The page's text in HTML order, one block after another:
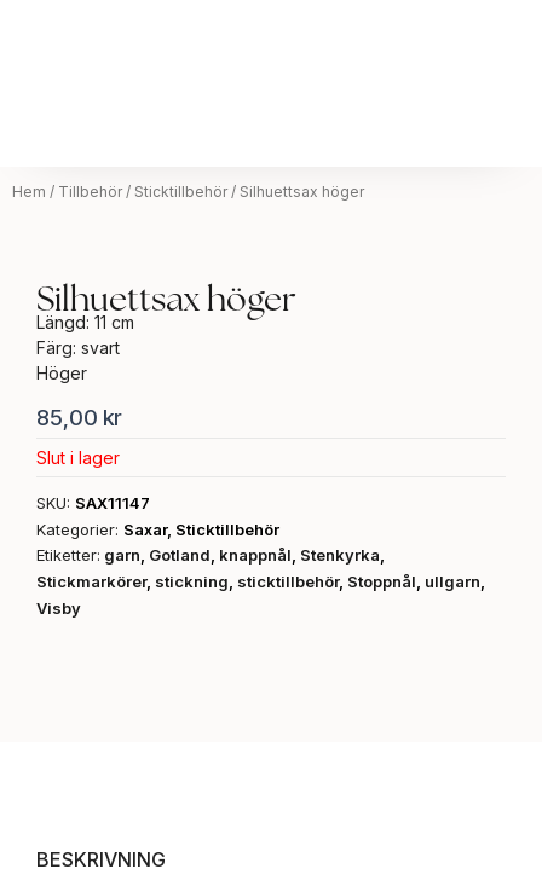
Hem / Tillbehör/ Sticktillbehör/ Silhuettsax höger
Silhuettsax höger
Längd: 11 cm
Färg: svart
Höger
85,00 kr
Slut i lager
SKU: SAX11147
Kategorier: Saxar, Sticktillbehör
Etiketter: garn Gotland knappnål Stenkyrka
Stickmarkörer, stickning sticktillbehör, Stoppnål ullgarn
Visby
BESKRIVNING